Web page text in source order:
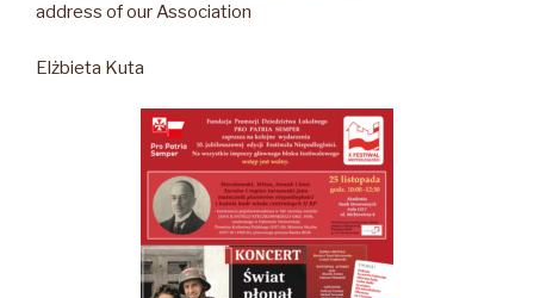
address of our Association
Elżbieta Kuta